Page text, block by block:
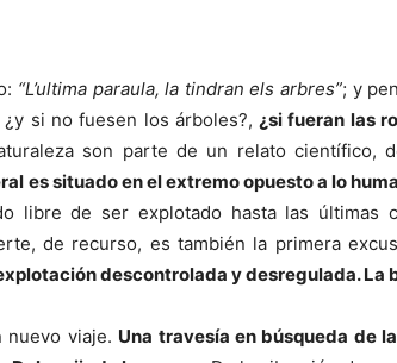
“L’ultima paraula, la tindran els arbres”; y
si no fuesen los árboles?,¿si fueran las
son parte de un relato científico,
es situado en el extremo opuesto a lo
libre de ser explotado hasta las últimas
de recurso, es también la primera
descontrolada y desregulada. La
nuevo viaje. Una travesía en búsqueda de